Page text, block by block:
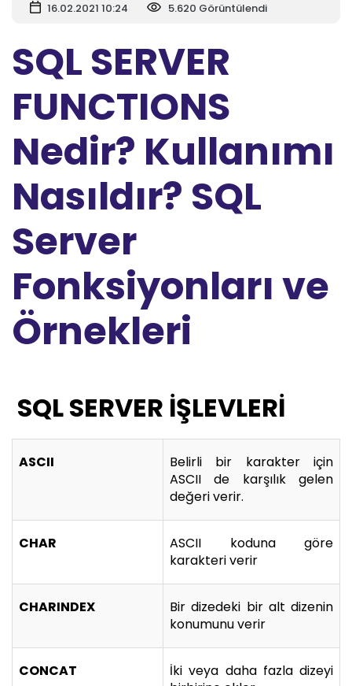
16.02.2021 10:24 5.620 Görüntülendi
SQL SERVER
FUNCTIONS
Nedir? Kullanımı
Nasıldır? SQL
Server
Fonksiyonları ve
Örnekleri
SQL SERVER İŞLEVLERİ
ASCII
Belirli bir karakter için
ASCII de karşılık gelen
değeri verir.
CHAR
ASCII koduna göre
karakteri verir
CHARINDEX
Bir dizedeki bir alt dizenin
konumunu verir
CONCAT
İki veya daha fazla dizeyi